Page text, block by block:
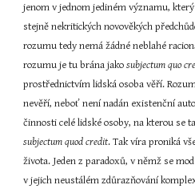
jenom v jednom jediném významu,
stejně nekritických novověkých
rozumu tedy nemá žádné neblahé
rozumu je tu brána jako subjectum quo
prostřednictvím lidská osoba věří.
nevěří, neboť není nadán existenční
subjectum quod credit. Tak víra proniká
života. Jeden z paradoxů, v němž se
v jejich neustálém zdůrazňování